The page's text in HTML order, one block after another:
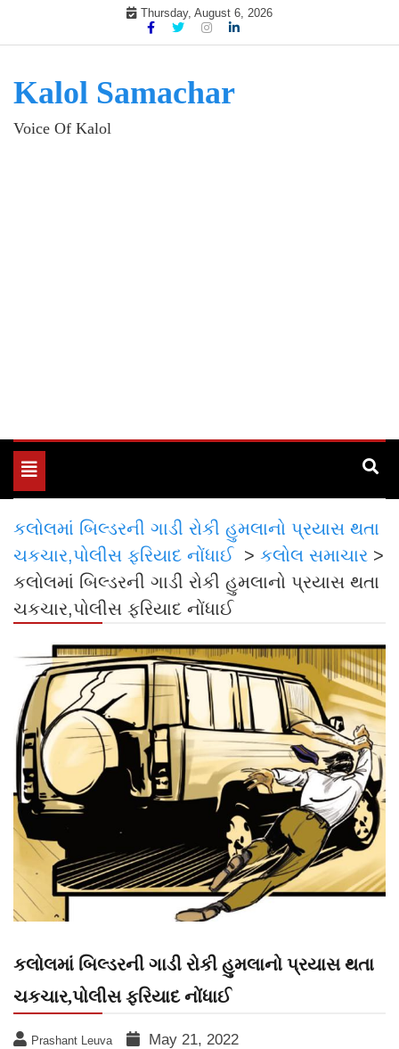
Thursday, August 6, 2026
Kalol Samachar
Voice Of Kalol
Toggle
navigation
કલોલમાં બિલ્ડરની ગાડી રોકી હુમલાનો પ્રયાસ થતા
ચકચાર,પોલીસ ફરિયાદ નોંધાઈ
> કલોલ સમાચાર >
કલોલમાં બિલ્ડરની ગાડી રોકી હુમલાનો પ્રયાસ થતા
ચકચાર,પોલીસ ફરિયાદ નોંધાઈ
કલોલમાં બિલ્ડરની ગાડી રોકી હુમલાનો પ્રયાસ થતા
ચકચાર,પોલીસ ફરિયાદ નોંધાઈ
Prashant Leuva May 21, 2022